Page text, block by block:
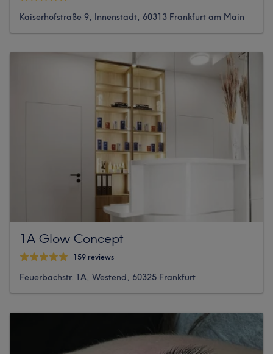
Kaiserhofstraße 9, Innenstadt, 60313 Frankfurt am Main
1A Glow Concept
159 reviews
Feuerbachstr. 1A, Westend, 60325 Frankfurt